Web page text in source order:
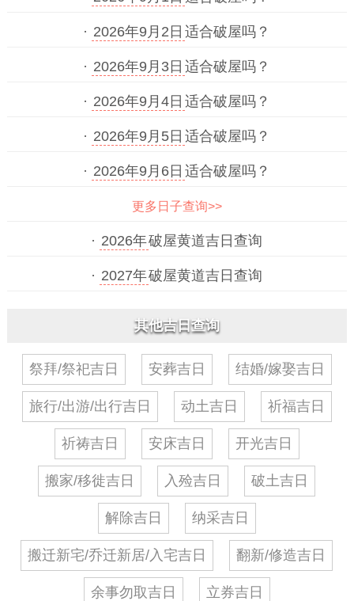
· 2026年9月2日 适合破屋吗？
· 2026年9月3日 适合破屋吗？
· 2026年9月4日 适合破屋吗？
· 2026年9月5日 适合破屋吗？
· 2026年9月6日 适合破屋吗？
更多日子查询>>
· 2026年破屋黄道吉日查询
· 2027年破屋黄道吉日查询
其他吉日查询
祭拜/祭祀吉日 安葬吉日 结婚/嫁娶吉日
旅行/出游/出行吉日 动土吉日 祈福吉日
祈祷吉日 安床吉日 开光吉日
搬家/移徙吉日 入殓吉日 破土吉日
解除吉日 纳采吉日
搬迁新宅/乔迁新居/入宅吉日 翻新/修造吉日
余事勿取吉日 立券吉日